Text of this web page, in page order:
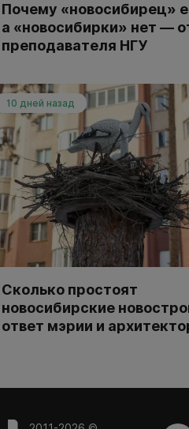
Почему «новосибирец»
а «новосибирки» нет —
преподавателя НГУ
10 дней назад
Сколько простоят
новосибирские
ответ мэрии и